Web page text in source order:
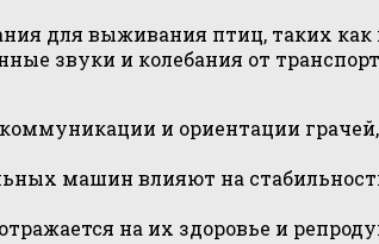
для выживания птиц, таких
звуки и колебания от
и ориентации
машин влияют на
на их здоровье и